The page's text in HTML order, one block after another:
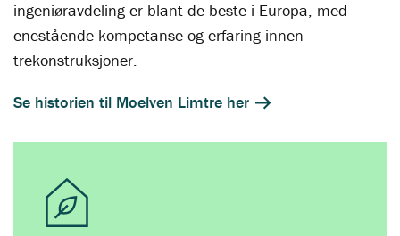
ingeniøravdeling er blant de beste i Europa, med
enestående kompetanse og erfaring innen
trekonstruksjoner.
Se historien til Moelven Limtre her